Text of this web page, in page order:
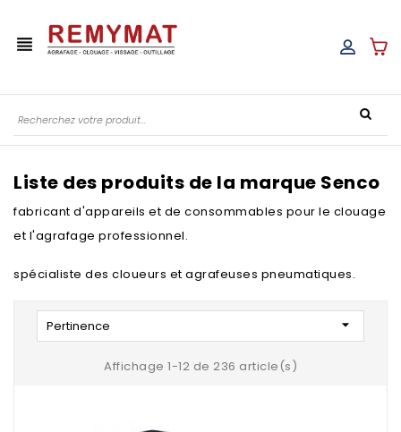
view_headline
Liste des produits de la marque Senco
fabricant d'appareils et de consommables pour le clouage
et l'agrafage professionnel.
spécialiste des cloueurs et agrafeuses pneumatiques.
Pertinence 
Affichage 1-12 de 236 article(s)